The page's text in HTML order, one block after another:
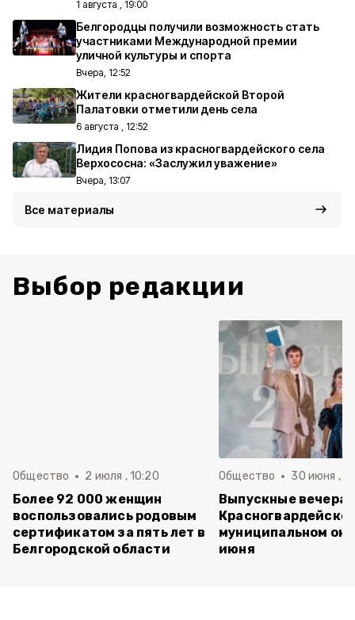
1 августа , 19:00
Белгородцы получили возможность стать
участниками Международной премии
уличной культуры и спорта
Вчера, 12:52
Жители красногвардейской Второй
Палатовки отметили день села
6 августа , 12:52
Лидия Попова из красногвардейского села
Верхососна: «Заслужил уважение»
Вчера, 13:07
Все материалы
Выбор редакции
Общество 2 июля , 10:20
Более 92 000 женщин
воспользовались родовым
сертификатом за пять лет в
Белгородской области
Общество 30 июня ,
Выпускные вечера
муниципальном
июня